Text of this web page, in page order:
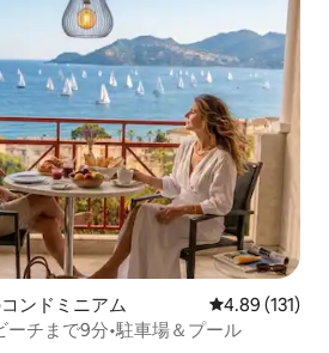
ンドミニアム レビュー131
4.89 (131)
ーチまで9分•駐車場＆プール